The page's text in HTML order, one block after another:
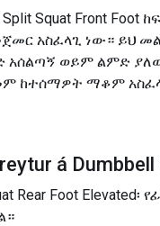
Squat Front
አስፈላጊ ነው። ይህ
አሰልጣኝ ወይም ልምድ
ከተሰማዎት ማቆም
á
Rear Foot